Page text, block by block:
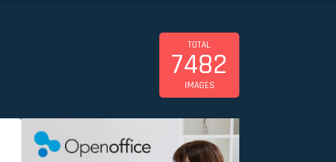
TOTAL
7482
IMAGES